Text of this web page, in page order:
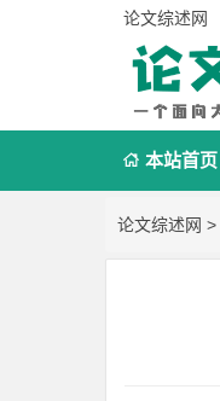
论文综述网
 本站首页
论文综述网 >